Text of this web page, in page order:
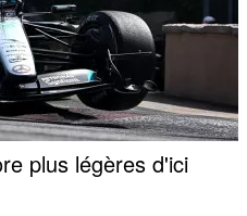
plus légères d'ici